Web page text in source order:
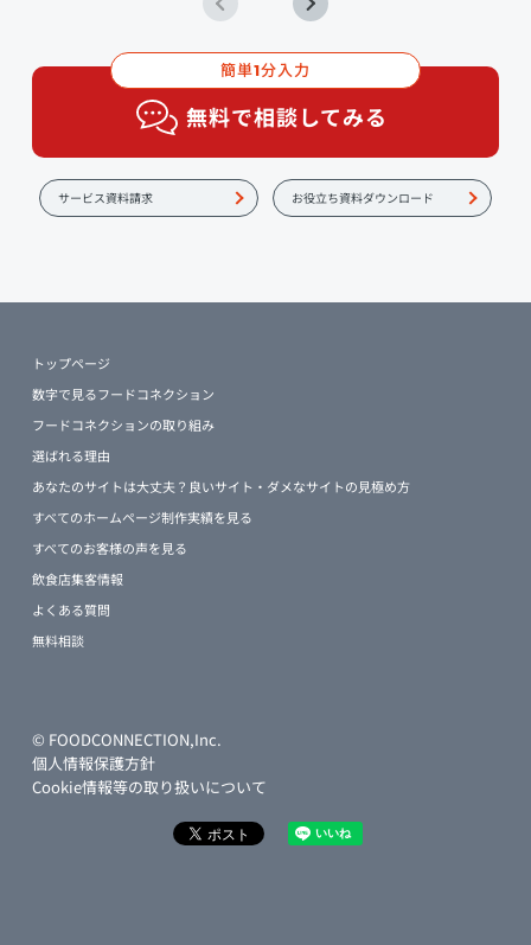
簡単1分入力
無料で相談してみる
サービス資料請求 お役立ち資料ダウンロード
トップページ
数字で見るフードコネクション
フードコネクションの取り組み
選ばれる理由
あなたのサイトは大丈夫？良いサイト・ダメなサイトの見極め方
すべてのホームページ制作実績を見る
すべてのお客様の声を見る
飲食店集客情報
よくある質問
無料相談
© FOODCONNECTION,Inc.
個人情報保護方針
Cookie情報等の取り扱いについて